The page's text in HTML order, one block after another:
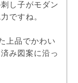
し子がモダン
ですね。
上品でかわい
み図案に沿っ